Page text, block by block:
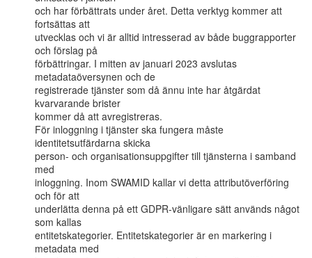
och har förbättrats under året. Detta verktyg kommer att
fortsättas att
utvecklas och vi är alltid intresserad av både buggrapporter
och förslag på
förbättringar. I mitten av januari 2023 avslutas
metadataöversynen och de
registrerade tjänster som då ännu inte har åtgärdat
kvarvarande brister
kommer då att avregistreras.
För inloggning i tjänster ska fungera måste
identitetsutfärdarna skicka
person- och organisationsuppgifter till tjänsterna i samband
med
inloggning. Inom SWAMID kallar vi detta attributöverföring
och för att
underlätta denna på ett GDPR-vänligare sätt används något
som kallas
entitetskategorier. Entitetskategorier är en markering i
metadata med